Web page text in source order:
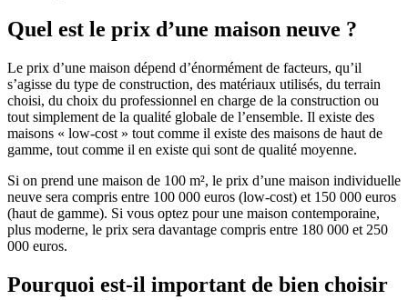
Quel est le prix d’une maison neuve ?
Le prix d’une maison dépend d’énormément de facteurs, qu’il
s’agisse du type de construction, des matériaux utilisés, du terrain
choisi, du choix du professionnel en charge de la construction ou
tout simplement de la qualité globale de l’ensemble. Il existe des
maisons « low-cost » tout comme il existe des maisons de haut de
gamme, tout comme il en existe qui sont de qualité moyenne.
Si on prend une maison de 100 m², le prix d’une maison individuelle
neuve sera compris entre 100 000 euros (low-cost) et 150 000 euros
(haut de gamme). Si vous optez pour une maison contemporaine,
plus moderne, le prix sera davantage compris entre 180 000 et 250
000 euros.
Pourquoi est-il important de bien choisir